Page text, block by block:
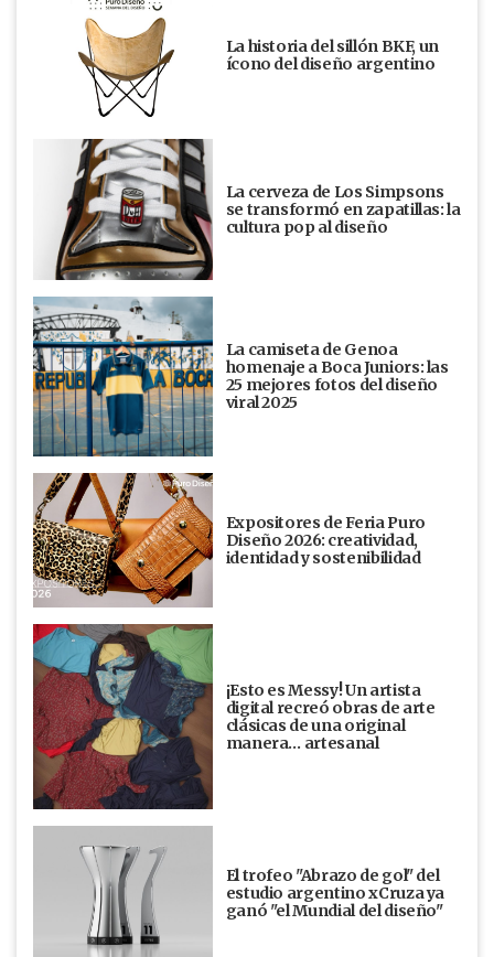
La historia del sillón BKF, un
ícono del diseño argentino
La cerveza de Los Simpsons
se transformó en zapatillas: la
cultura pop al diseño
La camiseta de Genoa
homenaje a Boca Juniors: las
25 mejores fotos del diseño
viral 2025
Expositores de Feria Puro
Diseño 2026: creatividad,
identidad y sostenibilidad
¡Esto es Messy! Un artista
digital recreó obras de arte
clásicas de una original
manera… artesanal
El trofeo "Abrazo de gol" del
estudio argentino xCruza ya
ganó "el Mundial del diseño"